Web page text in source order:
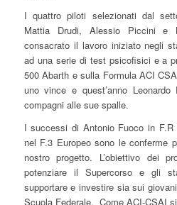
I quattro piloti selezionati dal
Mattia Drudi, Alessio Piccini e
consacrato il lavoro iniziato negli
ad una serie di test psicofisici e a
500 Abarth e sulla Formula ACI
uno vince e quest’anno
compagni alle sue spalle.
I successi di Antonio Fuoco in
nel F.3 Europeo sono le conferme
nostro progetto. L’obiettivo dei
potenziare il Supercorso e gli
supportare e investire sia sui
Scuola Federale. Come ACI-CSAI